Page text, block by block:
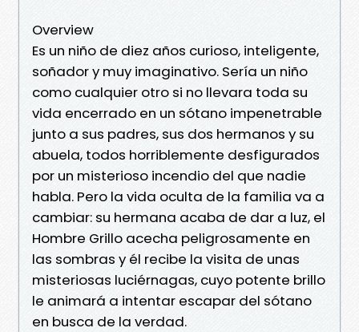
Overview
Es un niño de diez años curioso, inteligente,
soñador y muy imaginativo. Sería un niño
como cualquier otro si no llevara toda su
vida encerrado en un sótano impenetrable
junto a sus padres, sus dos hermanos y su
abuela, todos horriblemente desfigurados
por un misterioso incendio del que nadie
habla. Pero la vida oculta de la familia va a
cambiar: su hermana acaba de dar a luz, el
Hombre Grillo acecha peligrosamente en
las sombras y él recibe la visita de unas
misteriosas luciérnagas, cuyo potente brillo
le animará a intentar escapar del sótano
en busca de la verdad.